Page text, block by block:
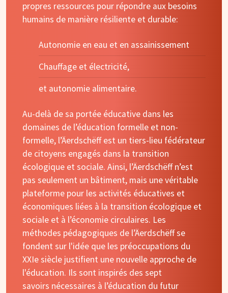
propres ressources pour répondre aux besoins
humains de manière résiliente et durable:
Autonomie en eau et en assainissement
Chauffage et électricité,
et autonomie alimentaire.
Au-delà de sa portée éducative dans les
domaines de l’éducation formelle et non-
formelle, l’Äerdschëff est un tiers-lieu fédérateur
de citoyens engagés dans la transition
écologique et sociale. Ainsi, l’Äerdschëff n’est
pas seulement un bâtiment, mais une véritable
plateforme pour les activités éducatives et
économiques liées à la transition écologique et
sociale et à l’économie circulaires. Les
méthodes pédagogiques de l’Äerdschëff se
fondent sur l'idée que les préoccupations du
XXIe siècle justifient une nouvelle approche de
l'éducation. Ils sont inspirés des sept
savoirs nécessaires à l’éducation du futur